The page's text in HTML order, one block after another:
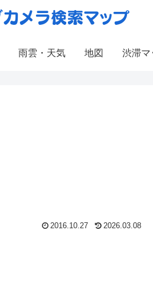
雨雲・天気 地図 渋滞マ
2016.10.27 2026.03.08